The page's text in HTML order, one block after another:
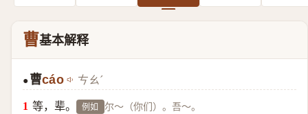
曹基本解释
● 曹cáo ㄘㄠˊ
等，辈。 例如 尔～（你们）。吾～。